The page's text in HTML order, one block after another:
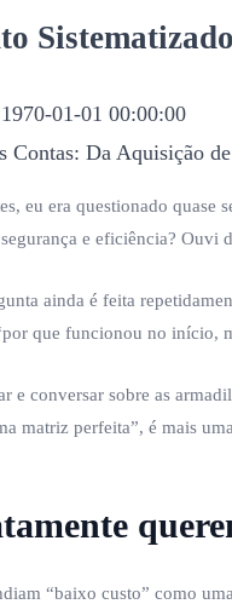
Sistematizado
01-01 00:00:00
eu era questionado quase
e eficiência? Ouvi
ainda é feita
que funcionou no início,
e conversar sobre as
matriz perfeita”, é mais
“baixo custo” como